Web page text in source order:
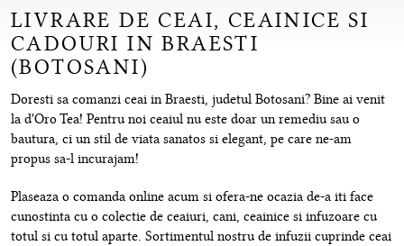
LIVRARE DE CEAI, CEAINICE SI
CADOURI IN BRAESTI
(BOTOSANI)
Doresti sa comanzi ceai in Braesti, judetul Botosani? Bine ai venit
la d'Oro Tea! Pentru noi ceaiul nu este doar un remediu sau o
bautura, ci un stil de viata sanatos si elegant, pe care ne-am
propus sa-l incurajam!
Plaseaza o comanda online acum si ofera-ne ocazia de-a iti face
cunostinta cu o colectie de ceaiuri, cani, ceainice si infuzoare cu
totul si cu totul aparte. Sortimentul nostru de infuzii cuprinde ceai